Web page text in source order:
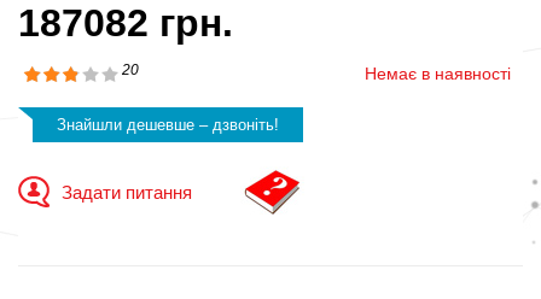
187082 грн.
20 Немає в наявності
Знайшли дешевше – дзвоніть!
Задати питання